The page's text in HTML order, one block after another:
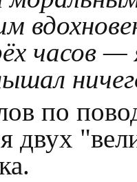
часов —
по
двух